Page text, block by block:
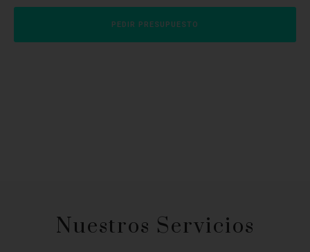
PEDIR PRESUPUESTO
Nuestros Servicios